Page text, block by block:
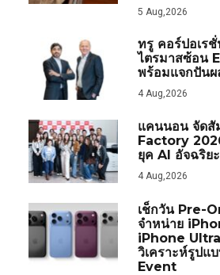
5 Aug,2026
ทรู คอร์ปอเร
ไตรมาสซ้อน
พร้อมแจกปัน
4 Aug,2026
แคนนอน จัด
Factory
ยุค AI อัจฉริยะ
4 Aug,2026
เช็กวัน Pre-
จำหน่าย
iPhone
วิเคราะห์รูปแ
Event